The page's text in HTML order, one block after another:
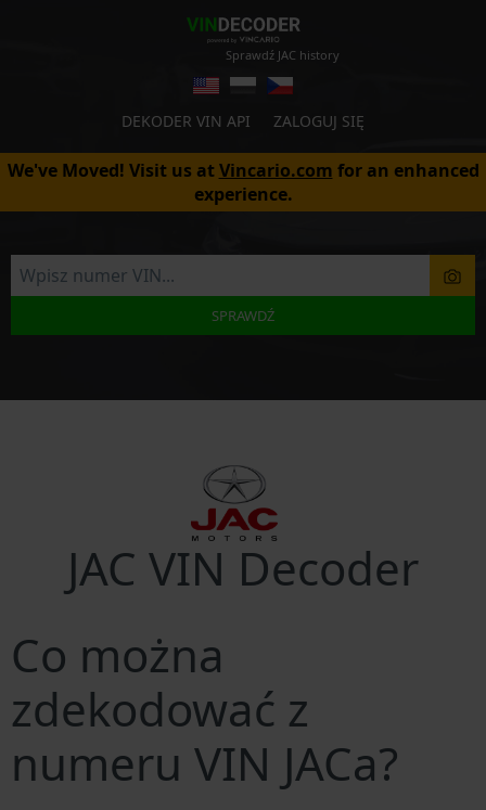
Sprawdź JAC history
DEKODER VIN API ZALOGUJ SIĘ
We've Moved! Visit us atVincario.com for an enhanced
experience.
SPRAWDŹ
JAC VIN Decoder
Co można
zdekodować z
numeru VIN JACa?